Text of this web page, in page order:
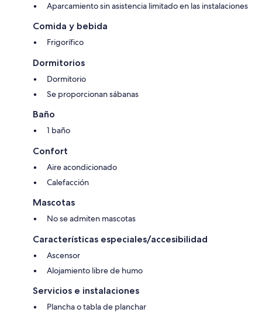
Aparcamiento sin asistencia limitado en las instalaciones
Comida y bebida
Frigorífico
Dormitorios
Dormitorio
Se proporcionan sábanas
Baño
1 baño
Confort
Aire acondicionado
Calefacción
Mascotas
No se admiten mascotas
Características especiales/accesibilidad
Ascensor
Alojamiento libre de humo
Servicios e instalaciones
Plancha o tabla de planchar